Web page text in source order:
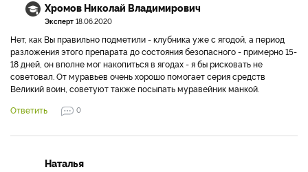
Хромов Николай Владимирович
Эксперт 18.06.2020
Нет, как Вы правильно подметили - клубника уже с ягодой, а период
разложения этого препарата до состояния безопасного - примерно 15-
18 дней, он вполне мог накопиться в ягодах - я бы рисковать не
советовал. От муравьев очень хорошо помогает серия средств
Великий воин, советуют также посыпать муравейник манкой.
Ответить
0
Наталья